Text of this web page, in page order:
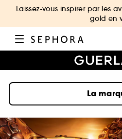
Laissez-vous inspirer par les
gold en
La